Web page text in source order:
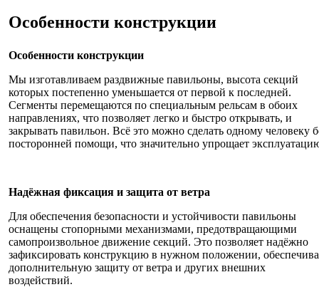
Особенности конструкции
Особенности конструкции
Мы изготавливаем раздвижные павильоны, высота секций
которых постепенно уменьшается от первой к последней.
Сегменты перемещаются по специальным рельсам в обоих
направлениях, что позволяет легко и быстро открывать, и
закрывать павильон. Всё это можно сделать одному человеку
посторонней помощи, что значительно упрощает
Надёжная фиксация и защита от ветра
Для обеспечения безопасности и устойчивости павильоны
оснащены стопорными механизмами, предотвращающими
самопроизвольное движение секций. Это позволяет надёжно
зафиксировать конструкцию в нужном положении,
дополнительную защиту от ветра и других внешних
воздействий.